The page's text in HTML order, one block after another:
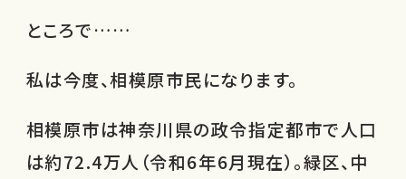
ところで……
私は今度、相模原市民になります。
相模原市は神奈川県の政令指定都市で人口
は約72.4万人（令和6年6月現在）。緑区、中